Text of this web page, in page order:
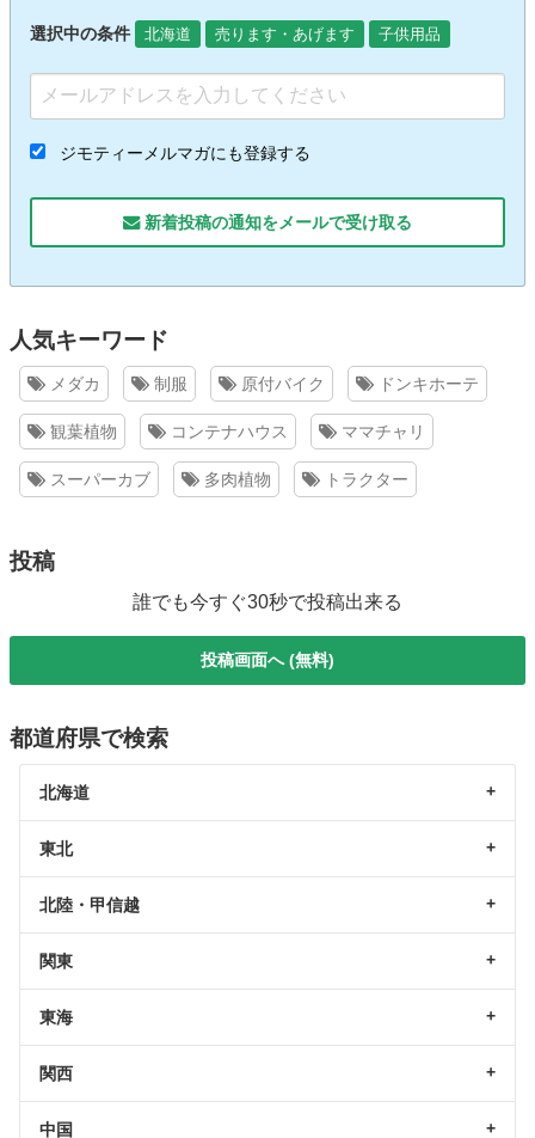
選択中の条件 北海道 売ります・あげます 子供用品
ジモティーメルマガにも登録する
新着投稿の通知をメールで受け取る
人気キーワード
メダカ 制服 原付バイク ドンキホーテ
観葉植物 コンテナハウス ママチャリ
スーパーカブ 多肉植物 トラクター
投稿
誰でも今すぐ30秒で投稿出来る
投稿画面へ (無料)
都道府県で検索
北海道
東北
北陸・甲信越
関東
東海
関西
中国